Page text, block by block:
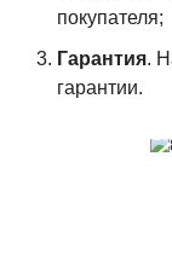
покупателя;
Гарантия.
гарантии.